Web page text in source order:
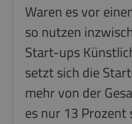
Waren es vor
so nutzen
Start-ups
setzt sich die
mehr von der
es nur 13 Prozent